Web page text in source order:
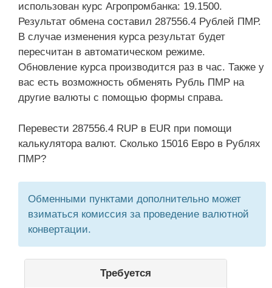
использован курс Агропромбанка: 19.1500.
Результат обмена составил 287556.4 Рублей ПМР.
В случае изменения курса результат будет
пересчитан в автоматическом режиме.
Обновление курса производится раз в час. Также у
вас есть возможность обменять Рубль ПМР на
другие валюты с помощью формы справа.
Перевести 287556.4 RUP в EUR при помощи
калькулятора валют. Сколько 15016 Евро в Рублях
ПМР?
Обменными пунктами дополнительно может
взиматься комиссия за проведение валютной
конвертации.
Требуется